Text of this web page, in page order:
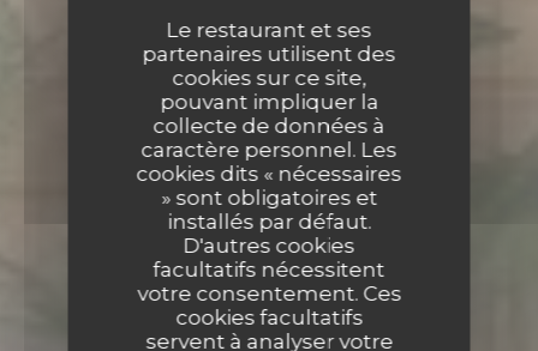
Le restaurant et ses
partenaires utilisent des
cookies sur ce site,
pouvant impliquer la
collecte de données à
caractère personnel. Les
cookies dits « nécessaires
» sont obligatoires et
installés par défaut.
D'autres cookies
facultatifs nécessitent
votre consentement. Ces
cookies facultatifs
servent à analyser votre